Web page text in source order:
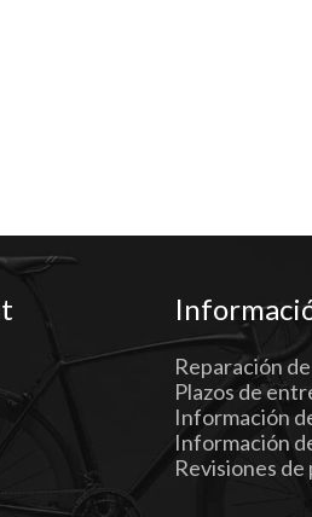
Reparación
Plazos de
Información
Información
Revisiones